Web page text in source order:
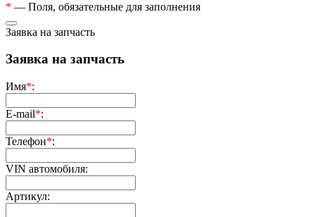
* — Поля, обязательные для заполнения
Заявка на запчасть
Заявка на запчасть
Имя*:
E-mail*:
Телефон*:
VIN автомобиля:
Артикул: